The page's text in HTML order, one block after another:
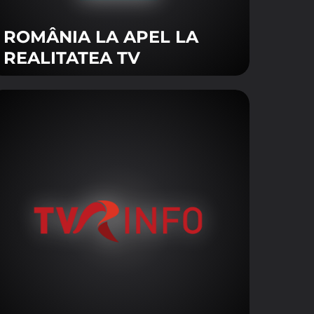
ROMÂNIA LA APEL LA
REALITATEA TV
să ne adaptăm necesității
intereselor